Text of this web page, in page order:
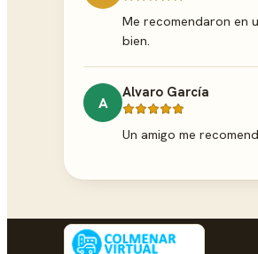
Me recomendaron en
bien.
A
Alvaro García
Un amigo me